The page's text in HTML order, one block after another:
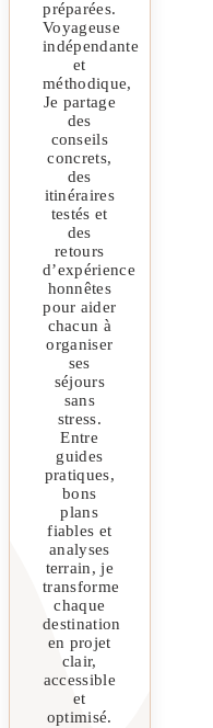
préparées.
Voyageuse
indépendante
et
méthodique,
Je partage
des
conseils
concrets,
des
itinéraires
testés et
des
retours
d’expérience
honnêtes
pour aider
chacun à
organiser
ses
séjours
sans
stress.
Entre
guides
pratiques,
bons
plans
fiables et
analyses
terrain, je
transforme
chaque
destination
en projet
clair,
accessible
et
optimisé.